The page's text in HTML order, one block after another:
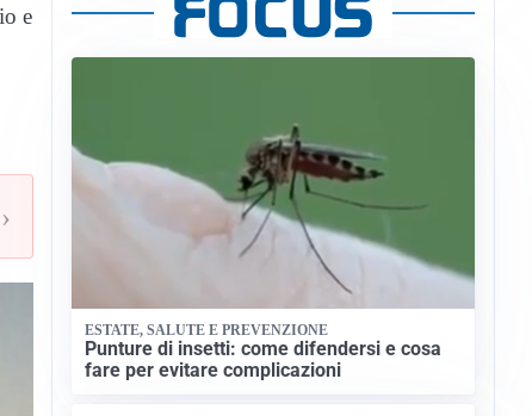
e
›
ESTATE, SALUTE E PREVENZIONE
Punture di insetti: come difendersi e cosa
fare per evitare complicazioni